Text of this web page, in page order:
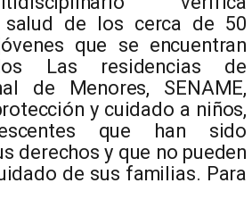
salud de los cerca de 50
que se encuentran
Las residencias de
de Menores, SENAME,
y cuidado a niños,
que han sido
derechos y que no pueden
de sus familias. Para